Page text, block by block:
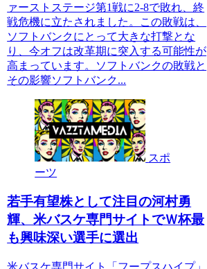
ァーストステージ第1戦に2-8で敗れ、終
戦危機に立たされました。この敗戦は、
ソフトバンクにとって大きな打撃とな
り、今オフは改革期に突入する可能性が
高まっています。ソフトバンクの敗戦と
その影響ソフトバンク...
スポ
ーツ
若手有望株として注目の河村勇
輝、米バスケ専門サイトでＷ杯最
も興味深い選手に選出